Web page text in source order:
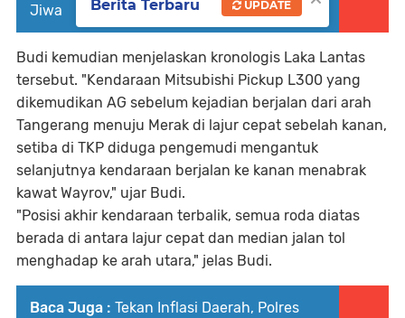
Jiwa
Budi kemudian menjelaskan kronologis Laka Lantas
tersebut. "Kendaraan Mitsubishi Pickup L300 yang
dikemudikan AG sebelum kejadian berjalan dari arah
Tangerang menuju Merak di lajur cepat sebelah kanan,
setiba di TKP diduga pengemudi mengantuk
selanjutnya kendaraan berjalan ke kanan menabrak
kawat Wayrov," ujar Budi.
"Posisi akhir kendaraan terbalik, semua roda diatas
berada di antara lajur cepat dan median jalan tol
menghadap ke arah utara," jelas Budi.
Baca Juga : Tekan Inflasi Daerah, Polres
Berita Terbaru UPDATE